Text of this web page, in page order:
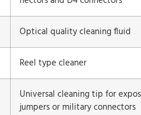
Optical quality cleaning fluid
Reel type cleaner
Universal cleaning tip for
jumpers or military connectors